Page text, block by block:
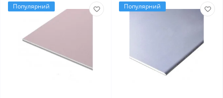
Популярний Популярний